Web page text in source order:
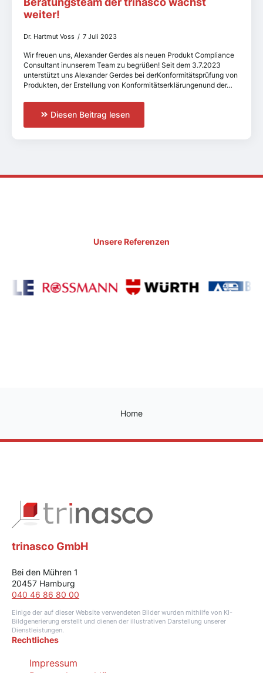
weiter!
Dr. Hartmut Voss 7 Juli 2023
Wir freuen uns, Alexander Gerdes als neuen Produkt Compliance
Consultant inunserem Team zu begrüßen! Seit dem 3.7.2023
unterstützt uns Alexander Gerdes bei derKonformitätsprüfung von
Produkten, der Erstellung von Konformitätserklärungenund der…
Diesen Beitrag lesen
Unsere Referenzen
Home
trinasco GmbH
Bei den Mühren 1
20457 Hamburg
040 46 86 80 00
Einige der auf dieser Website verwendeten Bilder wurden mithilfe von KI-
Bildgenerierung erstellt und dienen der illustrativen Darstellung unserer
Dienstleistungen.
Rechtliches
Impressum